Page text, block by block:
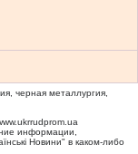
черная металлургия,
информации,
Новини" в каком-либо